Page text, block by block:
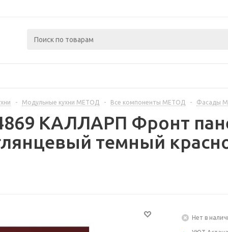
- Модульные кухни МЕТОД - Все компоненты МЕТОД - Фасады
КАЛЛАРП Фронт
темный
Нет в